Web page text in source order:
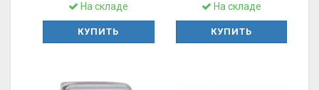
На складе
КУПИТЬ
На складе
КУПИТЬ